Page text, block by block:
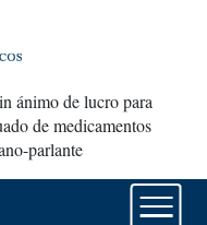
ánimo de lucro para
de medicamentos
parlante